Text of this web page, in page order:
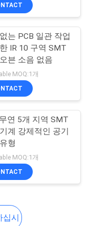
45
는 PCB 일관 작업
IR 10 구역 SMT
븐 소음 없음
MOQ:1개
연 5개 지역 SMT
계 강제적인 공기
형
MOQ:1개
시